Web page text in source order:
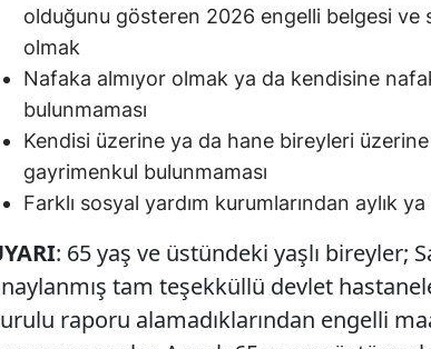
olduğunu gösteren 2026 engelli belgesi ve
olmak
Nafaka almıyor olmak ya da kendisine
bulunmaması
Kendisi üzerine ya da hane bireyleri
gayrimenkul bulunmaması
Farklı sosyal yardım kurumlarından aylık
: 65 yaş ve üstündeki yaşlı bireyler;
tam teşekküllü devlet
raporu alamadıklarından engelli